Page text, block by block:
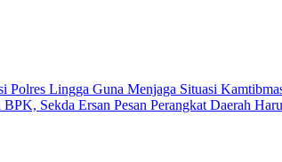
Polres Lingga Guna Menjaga Situasi
Sekda Ersan Pesan Perangkat Daerah